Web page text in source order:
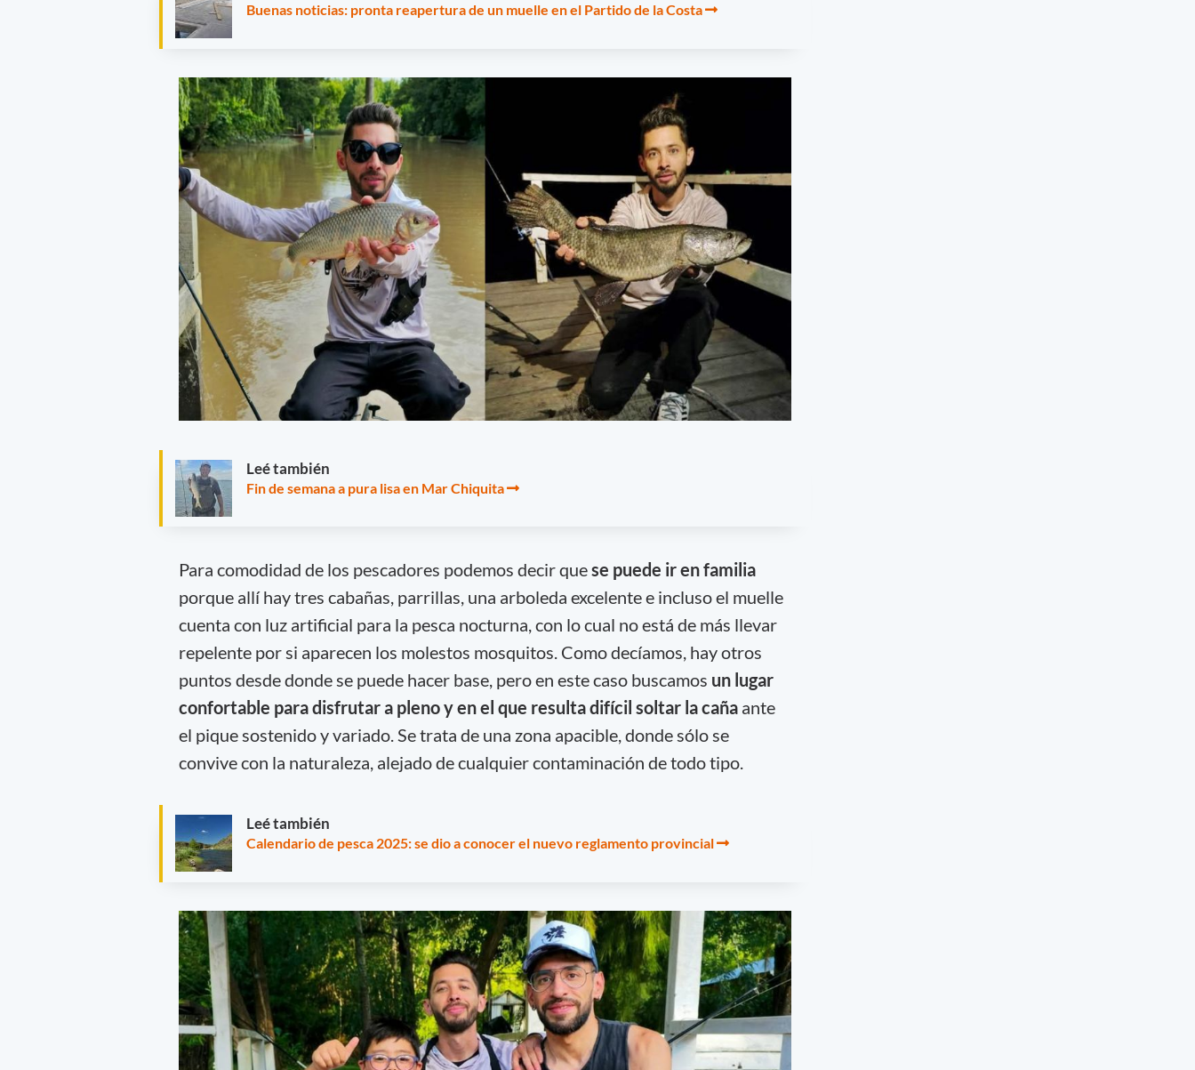
Buenas noticias: pronta reapertura de un muelle en el Partido de la Costa
Leé también
Fin de semana a pura lisa en Mar Chiquita
Para comodidad de los pescadores podemos decir quese puede ir en familia
porque allí hay tres cabañas, parrillas, una arboleda excelente e incluso el muelle
cuenta con luz artificial para la pesca nocturna, con lo cual no está de más llevar
repelente por si aparecen los molestos mosquitos. Como decíamos, hay otros
puntos desde donde se puede hacer base, pero en este caso buscamos un lugar
confortable para disfrutar a pleno y en el que resulta difícil soltar la cañaante
el pique sostenido y variado. Se trata de una zona apacible, donde sólo se
convive con la naturaleza, alejado de cualquier contaminación de todo tipo.
Leé también
Calendario de pesca 2025: se dio a conocer el nuevo reglamento provincial